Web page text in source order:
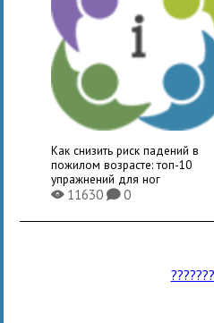
Как снизить риск падений в
пожилом возрасте: топ-10
упражнений для ног
X11630K0